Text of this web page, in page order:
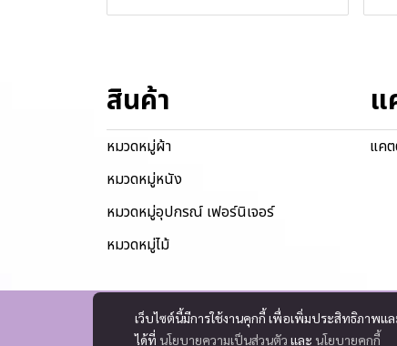
เว็บไซต์นี้มีการใช้งานคุกกี้ เพื่อเพิ่มประสิทธิภาพแ
ได้ที่ นโยบายความเป็นส่วนตัว และ นโยบายคุกกี้
สินค้า
หมวดหมู่ผ้า
หมวดหมู่หนัง
หมวดหมู่อุปกรณ์ เฟอร์นิเจอร์
หมวดหมู่ไม้
แ
แค